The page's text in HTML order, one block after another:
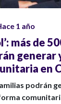
1 año
más de
generar
en
podrán